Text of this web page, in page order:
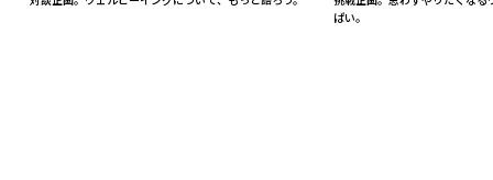
ぱい。